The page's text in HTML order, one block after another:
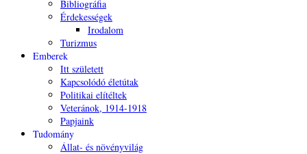
Bibliográfia
Érdekességek
Irodalom
Turizmus
Emberek
Itt született
Kapcsolódó életútak
Politikai elítéltek
Veteránok, 1914-1918
Papjaink
Tudomány
Állat- és növényvilág